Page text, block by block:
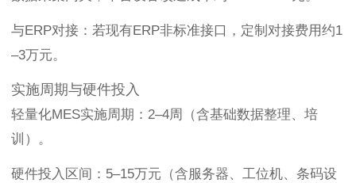
与ERP对接：若现有ERP非标准接口，定制对接费用约1
–3万元。
实施周期与硬件投入
轻量化MES实施周期：2–4周（含基础数据整理、培
训）。
硬件投入区间：5–15万元（含服务器、工位机、条码设